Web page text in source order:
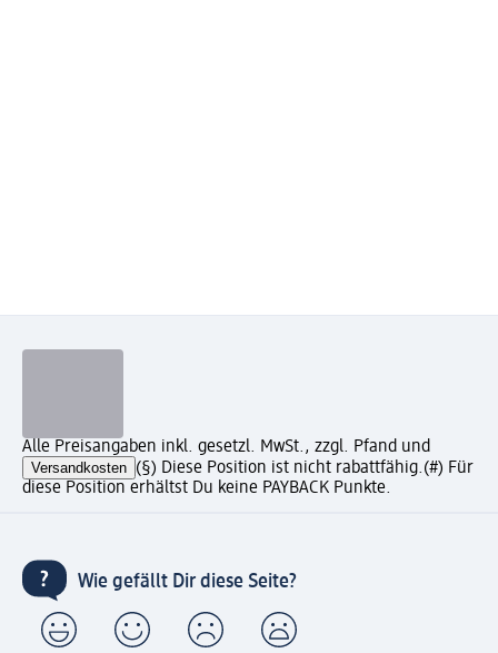
Alle Preisangaben inkl. gesetzl. MwSt., zzgl. Pfand und
Versandkosten (§) Diese Position ist nicht rabattfähig.(#) Für
diese Position erhältst Du keine PAYBACK Punkte.
Wie gefällt Dir diese Seite?